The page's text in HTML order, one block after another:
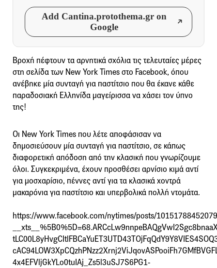
Add Cantina.protothema.gr on
Google
Βροχή πέφτουν τα αρνητικά σχόλια τις τελευταίες μέρες
στη σελίδα των New York Times στο Facebook, όπου
ανέβηκε μία συνταγή για παστίτσιο που θα έκανε κάθε
παραδοσιακή Ελληνίδα μαγείρισσα να χάσει τον ύπνο
της!
Οι New York Times που λέτε αποφάσισαν να
δημοσιεύσουν μία συνταγή για παστίτσιο, σε κάπως
διαφορετική απόδοση από την κλασική που γνωρίζουμε
όλοι. Συγκεκριμένα, έχουν προσθέσει αρνίσιο κιμά αντί
για μοσχαρίσιο, πέννες αντί για τα κλασικά χοντρά
μακαρόνια για παστίτσιο και υπερβολικά πολλή ντομάτα.
https://www.facebook.com/nytimes/posts/
4x4EFVljGkYLo0tuIAj_Zs5l3uSJ7S6PG1-